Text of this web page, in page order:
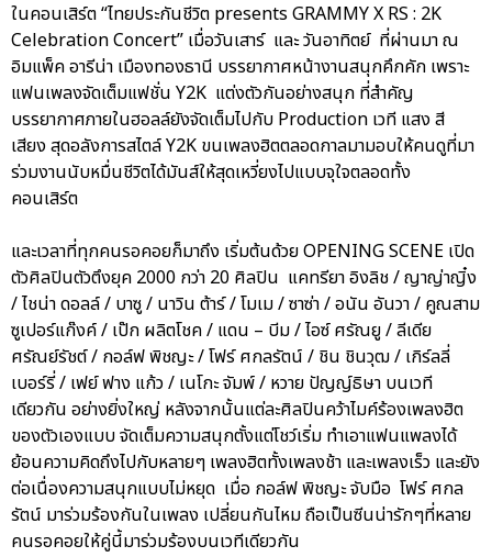
ในคอนเสิร์ต “ไทยประกันชีวิต presents GRAMMY X RS : 2K
Celebration Concert” เมื่อวันเสาร์ และ วันอาทิตย์ ที่ผ่านมา ณ
อิมแพ็ค อารีน่า เมืองทองธานี บรรยากาศหน้างานสนุกคึกคัก เพราะ
แฟนเพลงจัดเต็มแฟชั่น Y2K แต่งตัวกันอย่างสนุก ที่สำคัญ
บรรยากาศภายในฮอลล์ยังจัดเต็มไปกับ Production เวที แสง สี
เสียง สุดอลังการสไตล์ Y2K ขนเพลงฮิตตลอดกาลมามอบให้คนดูที่มา
ร่วมงานนับหมื่นชีวิตได้มันส์ให้สุดเหวี่ยงไปแบบจุใจตลอดทั้ง
คอนเสิร์ต
และเวลาที่ทุกคนรอคอยก็มาถึง เริ่มต้นด้วย OPENING SCENE เปิด
ตัวศิลปินตัวตึงยุค 2000 กว่า 20 ศิลปิน แคทรียา อิงลิช / ญาญ่าญิ๋ง
/ ไชน่า ดอลล์ / บาซู / นาวิน ต้าร์ / โมเม / ซาซ่า / อนัน อันวา / คูณสาม
ซูเปอร์แก๊งค์ / เป๊ก ผลิตโชค / แดน – บีม / ไอซ์ ศรัณยู / ลีเดีย
ศรัณย์รัชต์ / กอล์ฟ พิชญะ / โฟร์ ศกลรัตน์ / ชิน ชินวุฒ / เกิร์ลลี่
เบอร์รี่ / เฟย์ ฟาง แก้ว / เนโกะ จัมพ์ / หวาย ปัญญ์ธิษา บนเวที
เดียวกัน อย่างยิ่งใหญ่ หลังจากนั้นแต่ละศิลปินคว้าไมค์ร้องเพลงฮิต
ของตัวเองแบบ จัดเต็มความสนุกตั้งแต่โชว์เริ่ม ทำเอาแฟนแพลงได้
ย้อนความคิดถึงไปกับหลายๆ เพลงฮิตทั้งเพลงช้า และเพลงเร็ว และยัง
ต่อเนื่องความสนุกแบบไม่หยุด เมื่อ กอล์ฟ พิชญะ จับมือ โฟร์ ศกล
รัตน์ มาร่วมร้องกันในเพลง เปลี่ยนกันไหม ถือเป็นซีนน่ารักๆที่หลาย
คนรอคอยให้คู่นี้มาร่วมร้องบนเวทีเดียวกัน